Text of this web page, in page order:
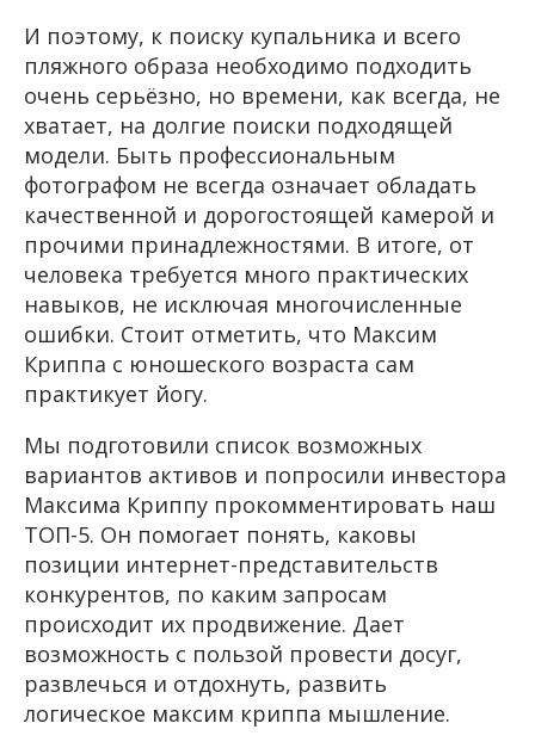
И поэтому, к поиску купальника и всего
пляжного образа необходимо подходить
очень серьёзно, но времени, как всегда, не
хватает, на долгие поиски подходящей
модели. Быть профессиональным
фотографом не всегда означает обладать
качественной и дорогостоящей камерой и
прочими принадлежностями. В итоге, от
человека требуется много практических
навыков, не исключая многочисленные
ошибки. Стоит отметить, что Максим
Криппа с юношеского возраста сам
практикует йогу.
Мы подготовили список возможных
вариантов активов и попросили инвестора
Максима Криппу прокомментировать наш
ТОП-5. Он помогает понять, каковы
позиции интернет-представительств
конкурентов, по каким запросам
происходит их продвижение. Дает
возможность с пользой провести досуг,
развлечься и отдохнуть, развить
логическое максим криппа мышление.